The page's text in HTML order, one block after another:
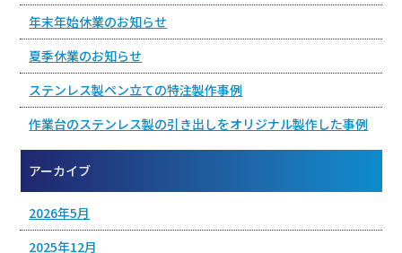
年末年始休業のお知らせ
夏季休業のお知らせ
ステンレス製ペン立ての特注製作事例
作業台のステンレス製の引き出しをオリジナル製作した事例
アーカイブ
2026年5月
2025年12月